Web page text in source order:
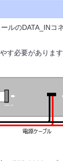
ルのDATA_INコ
す必要があります